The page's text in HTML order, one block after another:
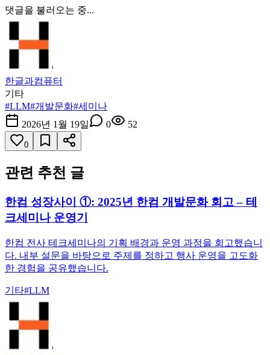
댓글을 불러오는 중...
한글과컴퓨터
기타
#LLM#개발문화#세미나
2026년 1월 19일
0 52
0
관련 추천 글
한컴 성장사이 ①: 2025년 한컴 개발문화 회고 – 테
크세미나 운영기
한컴 전사 테크세미나의 기획 배경과 운영 과정을 회고했습니
다. 내부 설문을 바탕으로 주제를 정하고 행사 운영을 고도화
한 경험을 공유했습니다.
기타#LLM